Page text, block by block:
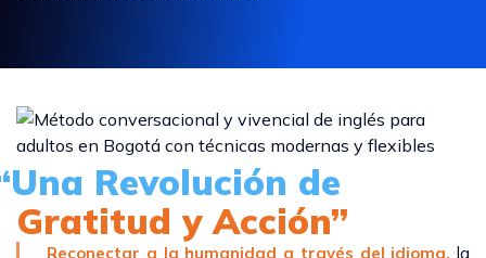
Revolución de
Gratitud y Acción”
Reconectar a la humanidad a través del idioma, la